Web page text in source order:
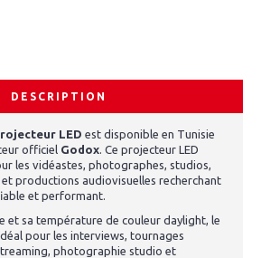
DESCRIPTION
LED est disponible en Tunisie
officiel Godox . Ce projecteur LED
les vidéastes, photographes, studios,
productions audiovisuelles recherchant
et performant.
et sa température de couleur daylight, le
pour les interviews, tournages
photographie studio et